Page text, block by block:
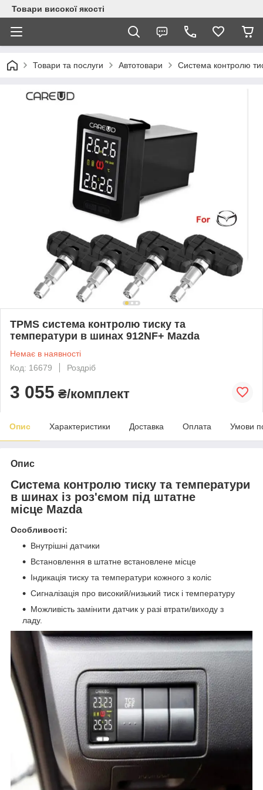
Товари високої якості
Товари та послуги Автотовари Система контролю
TPMS система контролю тиску та
температури в шинах 912NF+ Mazda
Немає в наявності
Код: 16679
Роздріб
3 055 ₴/комплект
Опис Характеристики Доставка Оплата Умови
Опис
Система контролю тиску та температури
в шинах із роз'ємом під штатне
місце Mazda
Особливості:
Внутрішні датчики
Встановлення в штатне встановлене місце
Індикація тиску та температури кожного з коліс
Сигналізація про високий/низький тиск і температуру
Можливість замінити датчик у разі втрати/виходу з
ладу.